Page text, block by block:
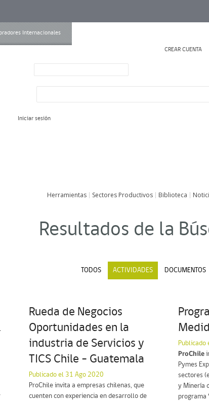
Internacionales
CREAR CUENTA
Iniciar sesión
Herramientas Sectores Productivos Biblioteca
Resultados de la
TODOS ACTIVIDADES DOCUMENTOS
Rueda de Negocios
Oportunidades en la
industria de Servicios y
TICS Chile – Guatemala
Publicado el 31 Ago 2020
ProChile invita a empresas chilenas, que
cuenten con experiencia en desarrollo de
ProChile
Pymes
sectores
y Minería
programa